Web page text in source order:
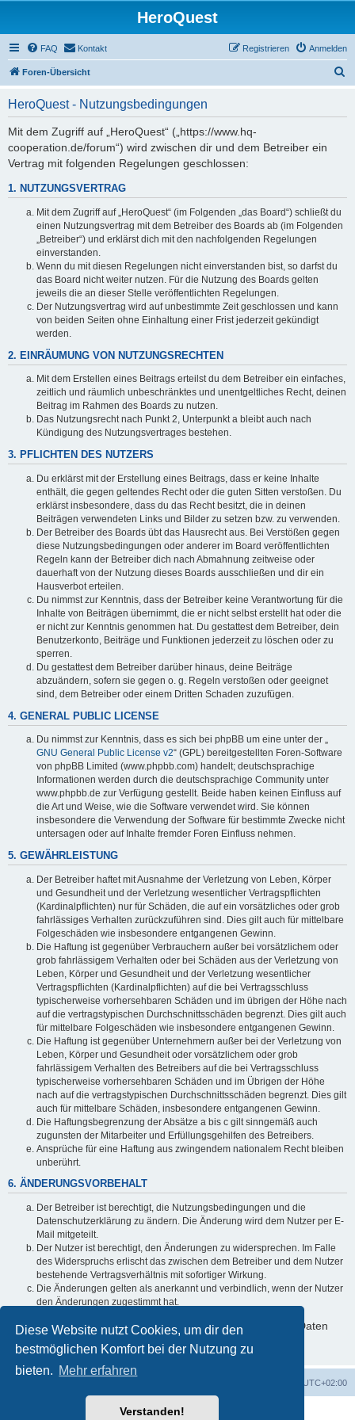
Diese Website nutzt Cookies, um dir den
bestmöglichen Komfort bei der Nutzung zu
bieten. Mehr erfahren
Verstanden!
HeroQuest
FAQ Kontakt Anmelden
Registrieren
Foren-Übersicht
HeroQuest - Nutzungsbedingungen
Mit dem Zugriff auf „HeroQuest“ („https://www.hq-
cooperation.de/forum“) wird zwischen dir und dem Betreiber ein
Vertrag mit folgenden Regelungen geschlossen:
1. NUTZUNGSVERTRAG
Mit dem Zugriff auf „HeroQuest“ (im Folgenden „das Board“) schließt du
einen Nutzungsvertrag mit dem Betreiber des Boards ab (im Folgenden
„Betreiber“) und erklärst dich mit den nachfolgenden Regelungen
einverstanden.
Wenn du mit diesen Regelungen nicht einverstanden bist, so darfst du
das Board nicht weiter nutzen. Für die Nutzung des Boards gelten
jeweils die an dieser Stelle veröffentlichten Regelungen.
Der Nutzungsvertrag wird auf unbestimmte Zeit geschlossen und kann
von beiden Seiten ohne Einhaltung einer Frist jederzeit gekündigt
werden.
2. EINRÄUMUNG VON NUTZUNGSRECHTEN
Mit dem Erstellen eines Beitrags erteilst du dem Betreiber ein einfaches,
zeitlich und räumlich unbeschränktes und unentgeltliches Recht, deinen
Beitrag im Rahmen des Boards zu nutzen.
Das Nutzungsrecht nach Punkt 2, Unterpunkt a bleibt auch nach
Kündigung des Nutzungsvertrages bestehen.
3. PFLICHTEN DES NUTZERS
Du erklärst mit der Erstellung eines Beitrags, dass er keine Inhalte
enthält, die gegen geltendes Recht oder die guten Sitten verstoßen. Du
erklärst insbesondere, dass du das Recht besitzt, die in deinen
Beiträgen verwendeten Links und Bilder zu setzen bzw. zu verwenden.
Der Betreiber des Boards übt das Hausrecht aus. Bei Verstößen gegen
diese Nutzungsbedingungen oder anderer im Board veröffentlichten
Regeln kann der Betreiber dich nach Abmahnung zeitweise oder
dauerhaft von der Nutzung dieses Boards ausschließen und dir ein
Hausverbot erteilen.
Du nimmst zur Kenntnis, dass der Betreiber keine Verantwortung für die
Inhalte von Beiträgen übernimmt, die er nicht selbst erstellt hat oder die
er nicht zur Kenntnis genommen hat. Du gestattest dem Betreiber, dein
Benutzerkonto, Beiträge und Funktionen jederzeit zu löschen oder zu
sperren.
Du gestattest dem Betreiber darüber hinaus, deine Beiträge
abzuändern, sofern sie gegen o. g. Regeln verstoßen oder geeignet
sind, dem Betreiber oder einem Dritten Schaden zuzufügen.
4. GENERAL PUBLIC LICENSE
Du nimmst zur Kenntnis, dass es sich bei phpBB um eine unter der „
GNU General Public License v2“ (GPL) bereitgestellten Foren-Software
von phpBB Limited (www.phpbb.com) handelt; deutschsprachige
Informationen werden durch die deutschsprachige Community unter
www.phpbb.de zur Verfügung gestellt. Beide haben keinen Einfluss auf
die Art und Weise, wie die Software verwendet wird. Sie können
insbesondere die Verwendung der Software für bestimmte Zwecke nicht
untersagen oder auf Inhalte fremder Foren Einfluss nehmen.
5. GEWÄHRLEISTUNG
Der Betreiber haftet mit Ausnahme der Verletzung von Leben, Körper
und Gesundheit und der Verletzung wesentlicher Vertragspflichten
(Kardinalpflichten) nur für Schäden, die auf ein vorsätzliches oder grob
fahrlässiges Verhalten zurückzuführen sind. Dies gilt auch für mittelbare
Folgeschäden wie insbesondere entgangenen Gewinn.
Die Haftung ist gegenüber Verbrauchern außer bei vorsätzlichem oder
grob fahrlässigem Verhalten oder bei Schäden aus der Verletzung von
Leben, Körper und Gesundheit und der Verletzung wesentlicher
Vertragspflichten (Kardinalpflichten) auf die bei Vertragsschluss
typischerweise vorhersehbaren Schäden und im übrigen der Höhe nach
auf die vertragstypischen Durchschnittsschäden begrenzt. Dies gilt auch
für mittelbare Folgeschäden wie insbesondere entgangenen Gewinn.
Die Haftung ist gegenüber Unternehmern außer bei der Verletzung von
Leben, Körper und Gesundheit oder vorsätzlichem oder grob
fahrlässigem Verhalten des Betreibers auf die bei Vertragsschluss
typischerweise vorhersehbaren Schäden und im Übrigen der Höhe
nach auf die vertragstypischen Durchschnittsschäden begrenzt. Dies gilt
auch für mittelbare Schäden, insbesondere entgangenen Gewinn.
Die Haftungsbegrenzung der Absätze a bis c gilt sinngemäß auch
zugunsten der Mitarbeiter und Erfüllungsgehilfen des Betreibers.
Ansprüche für eine Haftung aus zwingendem nationalem Recht bleiben
unberührt.
6. ÄNDERUNGSVORBEHALT
Der Betreiber ist berechtigt, die Nutzungsbedingungen und die
Datenschutzerklärung zu ändern. Die Änderung wird dem Nutzer per E-
Mail mitgeteilt.
Der Nutzer ist berechtigt, den Änderungen zu widersprechen. Im Falle
des Widerspruchs erlischt das zwischen dem Betreiber und dem Nutzer
bestehende Vertragsverhältnis mit sofortiger Wirkung.
Die Änderungen gelten als anerkannt und verbindlich, wenn der Nutzer
den Änderungen zugestimmt hat.
Informationen über den Umgang mit deinen persönlichen Daten
sind in der Datenschutzerklärung enthalten.
UTC+02:00
Powered byphpBB® Forum Software © phpBB Limited